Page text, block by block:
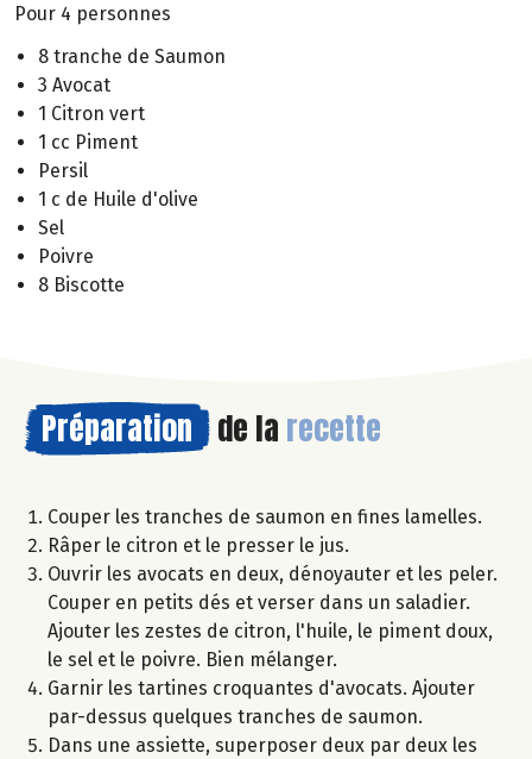
Pour 4 personnes
8 tranche de Saumon
3 Avocat
1 Citron vert
1 cc Piment
Persil
1 c de Huile d'olive
Sel
Poivre
8 Biscotte
Préparation de la recette
Couper les tranches de saumon en fines lamelles.
Râper le citron et le presser le jus.
Ouvrir les avocats en deux, dénoyauter et les peler.
Couper en petits dés et verser dans un saladier.
Ajouter les zestes de citron, l'huile, le piment doux,
le sel et le poivre. Bien mélanger.
Garnir les tartines croquantes d'avocats. Ajouter
par-dessus quelques tranches de saumon.
Dans une assiette, superposer deux par deux les